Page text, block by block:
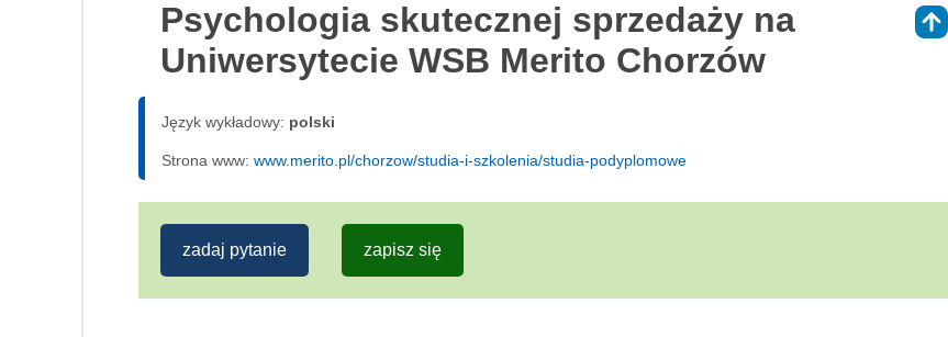
Psychologia skutecznej sprzedaży na
Uniwersytecie WSB Merito Chorzów
Język wykładowy: polski
Strona www: www.merito.pl/chorzow/studia-i-szkolenia/studia-podyplomowe
zadaj pytanie zapisz się